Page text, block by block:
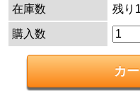
在庫数
残り
購入数